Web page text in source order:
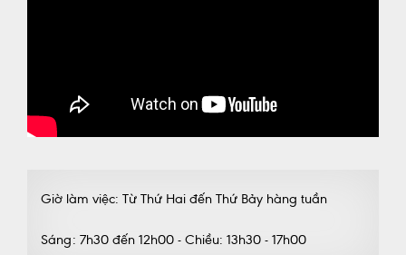
Giờ làm việc: Từ Thứ Hai đến Thứ Bảy hàng tuần
Sáng: 7h30 đến 12h00 - Chiều: 13h30 - 17h00